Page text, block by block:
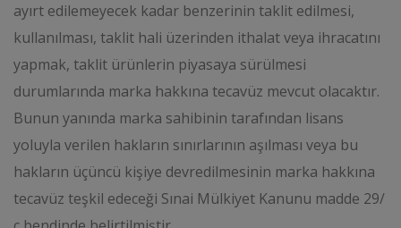
ayırt edilemeyecek kadar benzerinin taklit edilmesi,
kullanılması, taklit hali üzerinden ithalat veya ihracatını
yapmak, taklit ürünlerin piyasaya sürülmesi
durumlarında marka hakkına tecavüz mevcut olacaktır.
Bunun yanında marka sahibinin tarafından lisans
yoluyla verilen hakların sınırlarının aşılması veya bu
hakların üçüncü kişiye devredilmesinin marka hakkına
tecavüz teşkil edeceği Sınai Mülkiyet Kanunu madde 29/